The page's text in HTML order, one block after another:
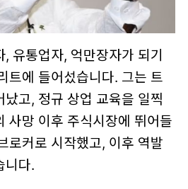
유통업자, 억만장자가 되기
트에 들어섰습니다. 그는 트
고, 정규 상업 교육을 일찍
사망 이후 주식시장에 뛰어들
로커로 시작했고, 이후 역발
니다.